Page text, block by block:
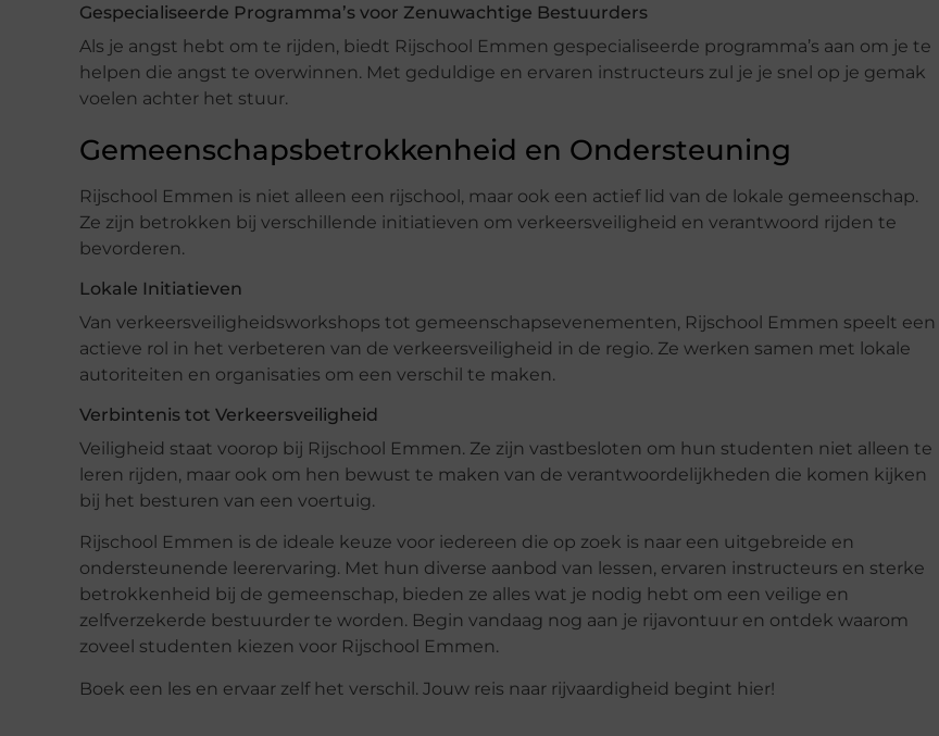
Gespecialiseerde Programma’s voor Zenuwachtige Bestuurders
Als je angst hebt om te rijden, biedt Rijschool Emmen gespecialiseerde programma’s aan om je te
helpen die angst te overwinnen. Met geduldige en ervaren instructeurs zul je je snel op je gemak
voelen achter het stuur.
Gemeenschapsbetrokkenheid en Ondersteuning
Rijschool Emmen is niet alleen een rijschool, maar ook een actief lid van de lokale gemeenschap.
Ze zijn betrokken bij verschillende initiatieven om verkeersveiligheid en verantwoord rijden te
bevorderen.
Lokale Initiatieven
Van verkeersveiligheidsworkshops tot gemeenschapsevenementen, Rijschool Emmen speelt een
actieve rol in het verbeteren van de verkeersveiligheid in de regio. Ze werken samen met lokale
autoriteiten en organisaties om een verschil te maken.
Verbintenis tot Verkeersveiligheid
Veiligheid staat voorop bij Rijschool Emmen. Ze zijn vastbesloten om hun studenten niet alleen te
leren rijden, maar ook om hen bewust te maken van de verantwoordelijkheden die komen kijken
bij het besturen van een voertuig.
Rijschool Emmen is de ideale keuze voor iedereen die op zoek is naar een uitgebreide en
ondersteunende leerervaring. Met hun diverse aanbod van lessen, ervaren instructeurs en sterke
betrokkenheid bij de gemeenschap, bieden ze alles wat je nodig hebt om een veilige en
zelfverzekerde bestuurder te worden. Begin vandaag nog aan je rijavontuur en ontdek waarom
zoveel studenten kiezen voor Rijschool Emmen.
Boek een les en ervaar zelf het verschil. Jouw reis naar rijvaardigheid begint hier!